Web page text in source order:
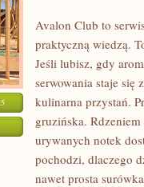
IZRAELSKA
Avalon Club to
praktyczną wiedzą.
Jeśli lubisz, gdy
serwowania staje się
kulinarna przystań.
gruzińska.
urywanych notek
pochodzi, dlaczego
nawet prosta